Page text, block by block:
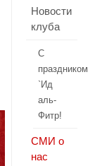
Новости
клуба
С
праздником
`Ид
аль-
Фитр!
СМИ о
нас